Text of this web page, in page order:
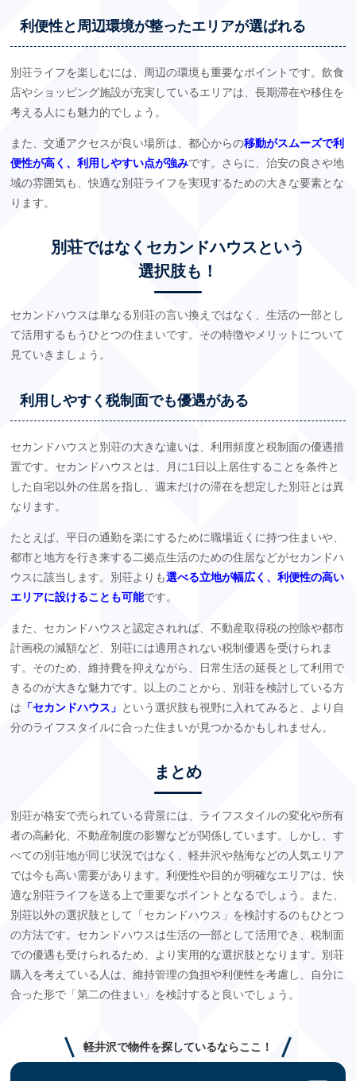
利便性と周辺環境が整ったエリアが選ばれる
別荘ライフを楽しむには、周辺の環境も重要なポイントです。飲食
店やショッピング施設が充実しているエリアは、長期滞在や移住を
考える人にも魅力的でしょう。
また、交通アクセスが良い場所は、都心からの移動がスムーズで利
便性が高く、利用しやすい点が強みです。さらに、治安の良さや地
域の雰囲気も、快適な別荘ライフを実現するための大きな要素とな
ります。
別荘ではなくセカンドハウスという
選択肢も！
セカンドハウスは単なる別荘の言い換えではなく、生活の一部とし
て活用するもうひとつの住まいです。その特徴やメリットについて
見ていきましょう。
利用しやすく税制面でも優遇がある
セカンドハウスと別荘の大きな違いは、利用頻度と税制面の優遇措
置です。セカンドハウスとは、月に1日以上居住することを条件と
した自宅以外の住居を指し、週末だけの滞在を想定した別荘とは異
なります。
たとえば、平日の通勤を楽にするために職場近くに持つ住まいや、
都市と地方を行き来する二拠点生活のための住居などがセカンドハ
ウスに該当します。別荘よりも選べる立地が幅広く、利便性の高い
エリアに設けることも可能です。
また、セカンドハウスと認定されれば、不動産取得税の控除や都市
計画税の減額など、別荘には適用されない税制優遇を受けられま
す。そのため、維持費を抑えながら、日常生活の延長として利用で
きるのが大きな魅力です。以上のことから、別荘を検討している方
は 「セカンドハウス」 という選択肢も視野に入れてみると、より自
分のライフスタイルに合った住まいが見つかるかもしれません。
まとめ
別荘が格安で売られている背景には、ライフスタイルの変化や所有
者の高齢化、不動産制度の影響などが関係しています。しかし、す
べての別荘地が同じ状況ではなく、軽井沢や熱海などの人気エリア
では今も高い需要があります。利便性や目的が明確なエリアは、快
適な別荘ライフを送る上で重要なポイントとなるでしょう。また、
別荘以外の選択肢として「セカンドハウス」を検討するのもひとつ
の方法です。セカンドハウスは生活の一部として活用でき、税制面
での優遇も受けられるため、より実用的な選択肢となります。別荘
購入を考えている人は、維持管理の負担や利便性を考慮し、自分に
合った形で「第二の住まい」を検討すると良いでしょう。
軽井沢で物件を探しているならここ！